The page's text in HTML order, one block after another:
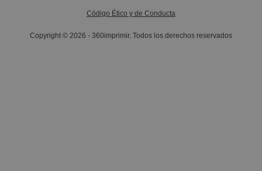
Código Ético y de Conducta
Copyright © 2026 - 360imprimir. Todos los derechos reservados